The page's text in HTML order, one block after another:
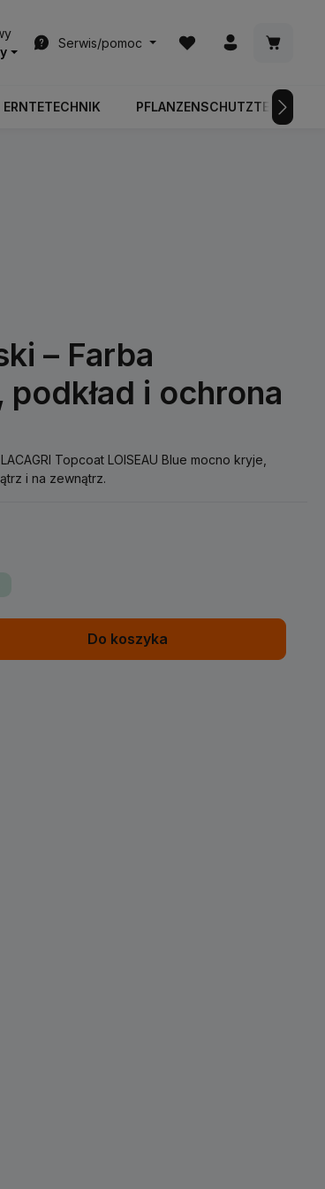
Serwis/pomoc
Masz 0 przedmioty na
ERNTETECHNIK PFLANZENSCHUTZTECHNIK
– Farba
i ochrona
Topcoat LOISEAU Blue mocno kryje,
i na zewnątrz.
żądaną ilość lub użyj
Do koszyka